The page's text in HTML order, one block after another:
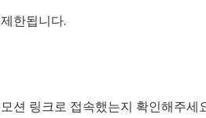
한됩니다.
션 링크로 접속했는지 확인해주세